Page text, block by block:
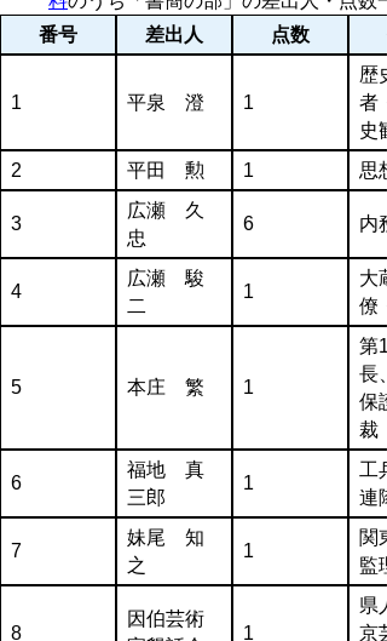
番号
差出人 点数
1 平泉 澄 1
歴
者
史観
2
平田 勲 1 思
3
広瀬 久
忠
6 内
4
広瀬 駿
二
1
大
僚
5 本庄 繁 1
第
長
保
裁
6
福地 真
三郎
1
工
連
7
妹尾 知
之
1
関
監
8
因伯芸術
1
県
京